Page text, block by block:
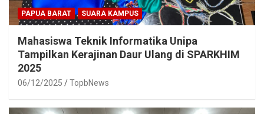
PAPUA BARAT SUARA KAMPUS
Mahasiswa Teknik Informatika Unipa
Tampilkan Kerajinan Daur Ulang di SPARKHIM
2025
06/12/2025 TopbNews